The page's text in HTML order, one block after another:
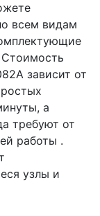
всем видам
Стоимость
зависит от
а
требуют от
работы .
узлы и